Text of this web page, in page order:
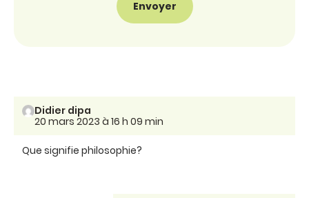
Didier dipa
20 mars 2023 à 16 h 09 min
Que signifie philosophie?